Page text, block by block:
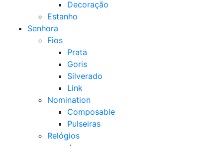
Decoração
Estanho
Senhora
Fios
Prata
Goris
Silverado
Link
Nomination
Composable
Pulseiras
Relógios